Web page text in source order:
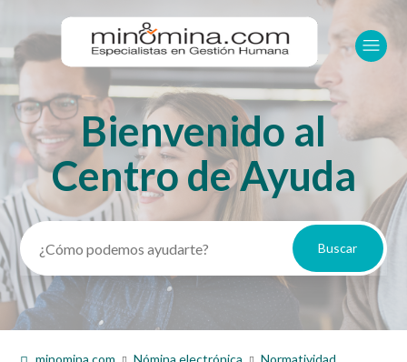
BúsquedaBienvenido al
Centro de Ayuda
minomina.com Nómina electrónica Normatividad